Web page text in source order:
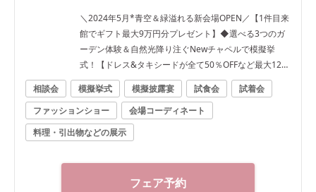
＼2024年5月*青空＆緑溢れる新会場OPEN／【1件目来
館でギフト最大9万円分プレゼント】◆選べる3つのガ
ーデン体験＆自然光降り注ぐNewチャペルで模擬挙
式！【ドレス&タキシードが全て50％OFFなど最大120
万円優待】
相談会 模擬挙式 模擬披露宴 試食会
試着会
ファッションショー
会場コーディネート
料理・引出物などの展示
フェア予約